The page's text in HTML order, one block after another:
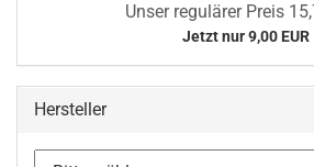
Unser regulärer Preis
Jetzt nur 9,00 EUR
Hersteller